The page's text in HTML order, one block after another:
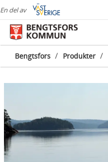
En del av
Bengtsfors / Produkter /